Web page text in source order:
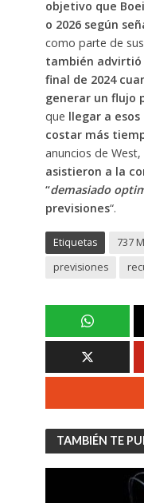
objetivo que
o 2026 según
como parte de
también advirtió
final de 2024
generar un flujo
que llegar a esos
costar más
anuncios de West,
asistieron a la
“demasiado
previsiones“.
Etiquetas 737
previsiones
TAMBIÉN TE